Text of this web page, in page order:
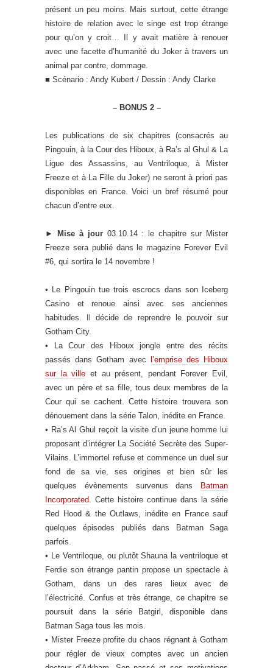
présent un peu moins. Mais surtout, cette étrange
histoire de relation avec le singe est trop étrange
pour qu’on y croit… Il y avait matière à renouer
avec une facette d’humanité du Joker à travers un
animal par contre, dommage.
■ Scénario : Andy Kubert / Dessin : Andy Clarke
– BONUS 2 –
Les publications de six chapitres (consacrés au
Pingouin, à la Cour des Hiboux, à Ra’s al Ghul & La
Ligue des Assassins, au Ventriloque, à Mister
Freeze et à La Fille du Joker) ne seront à priori pas
disponibles en France. Voici un bref résumé pour
chacun d’entre eux.
► Mise à jour03.10.14 : le chapitre sur Mister
Freeze sera publié dans le magazine Forever Evil
#6, qui sortira le 14 novembre !
• Le Pingouin tue trois escrocs dans son Iceberg
Casino et renoue ainsi avec ses anciennes
habitudes. Il décide de reprendre le pouvoir sur
Gotham City.
• La Cour des Hiboux jongle entre des récits
passés dans Gotham avec l’emprise des Hiboux
sur la ville et au présent, pendant Forever Evil,
avec un père et sa fille, tous deux membres de la
Cour qui se cachent. Cette histoire trouvera son
dénouement dans la série Talon, inédite en France.
• Ra’s Al Ghul reçoit la visite d’un jeune homme lui
proposant d’intégrer La Société Secrète des Super-
Vilains. L’immortel refuse et commence un duel sur
fond de sa vie, ses origines et bien sûr les
quelques évènements survenus dans Batman
Incorporated . Cette histoire continue dans la série
Red Hood & the Outlaws, inédite en France sauf
quelques épisodes publiés dans Batman Saga
parfois.
• Le Ventriloque, ou plutôt Shauna la ventriloque et
Ferdie son étrange pantin propose un spectacle à
Gotham, dans un des rares lieux avec de
l’électricité. Confus et très étrange, ce chapitre se
poursuit dans la série Batgirl, disponible dans
Batman Saga tous les mois.
• Mister Freeze profite du chaos régnant à Gotham
pour régler de vieux comptes avec un ancien